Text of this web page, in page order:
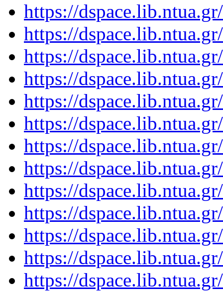
https://
https://
https://
https://
https://
https://
https://
https://
https://
https://
https://
https://
https://